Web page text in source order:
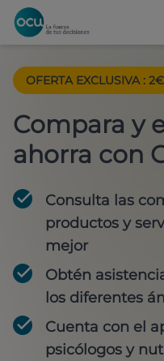
OFERTA EXCLUSIVA :
Compara y
ahorra con
Consulta las
productos y
mejor
Obtén
los diferentes
Cuenta con el
psicólogos y